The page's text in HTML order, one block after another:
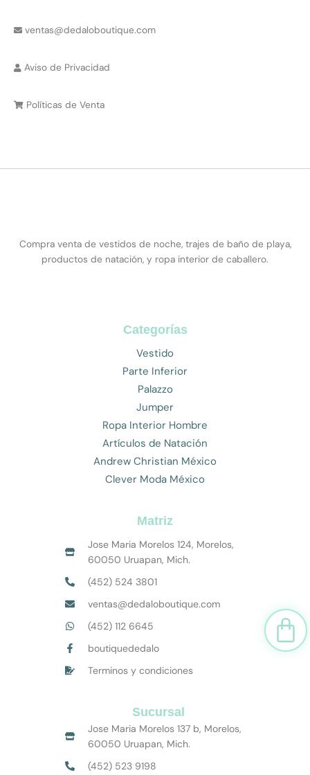
ventas@dedaloboutique.com
Aviso de Privacidad
Políticas de Venta
Compra venta de vestidos de noche, trajes de baño de playa,
productos de natación, y ropa interior de caballero.
Categorías
Vestido
Parte Inferior
Palazzo
Jumper
Ropa Interior Hombre
Artículos de Natación
Andrew Christian México
Clever Moda México
Matriz
Jose Maria Morelos 124, Morelos,
60050 Uruapan, Mich.
(452) 524 3801
ventas@dedaloboutique.com
(452) 112 6645
boutiquededalo
Terminos y condiciones
Sucursal
Jose Maria Morelos 137 b, Morelos,
60050 Uruapan, Mich.
(452) 523 9198